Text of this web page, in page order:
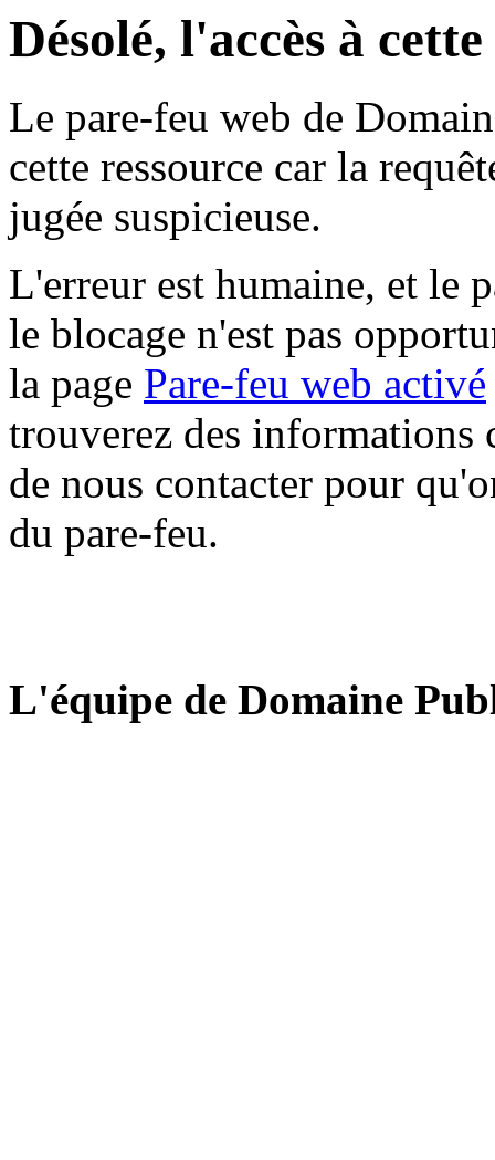
Désolé, l'accès à
Le pare-feu web de
cette ressource car la
jugée suspicieuse.
L'erreur est humaine, et le
le blocage n'est pas
la page Pare-feu web activé
trouverez des informations
de nous contacter pour
du pare-feu.
L'équipe de Domaine